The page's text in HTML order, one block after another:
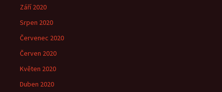
Září 2020
Srpen 2020
Červenec 2020
Červen 2020
Květen 2020
Duben 2020